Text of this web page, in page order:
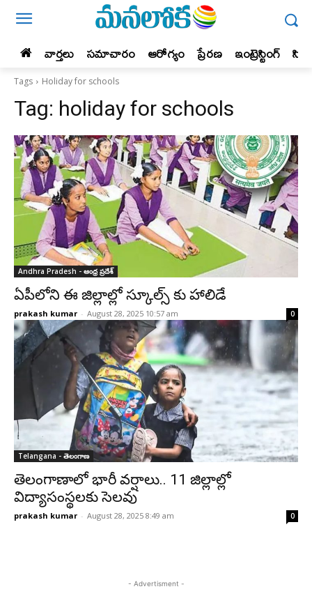
వార్తలు సమాచారం ఆరోగ్యం ప్రేర‌ణ‌ ఇంట్రెస్టింగ్‌
Tags Holiday for schools
Tag: holiday for schools
Andhra Pradesh - ఆంధ్ర ప్రదేశ్‌
ఏపీలోని ఈ జిల్లాల్లో స్కూల్స్ కు హాలిడే
prakash kumar - August 28, 2025 10:57 am 0
Telangana - తెలంగాణ
తెలంగాణాలో భారీ వర్షాలు.. 11 జిల్లాల్లో
విద్యాసంస్థలకు సెలవు
prakash kumar - August 28, 2025 8:49 am 0
- Advertisment -